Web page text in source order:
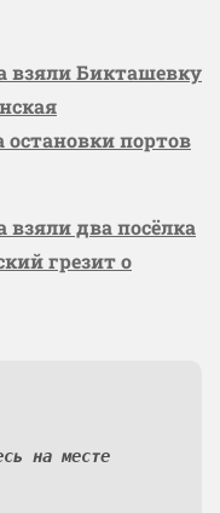
взяли Бикташевку
портов
взяли два посёлка
грезит о
на месте